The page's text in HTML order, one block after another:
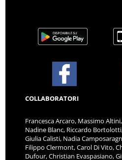
COLLABORATORI
Francesca Arcaro, Massimo
Nadine Blanc, Riccardo
Giulia Calisti, Nadia
Filippo Clermont, Carol Di Vito,
Dufour, Christian Evaspasiano,